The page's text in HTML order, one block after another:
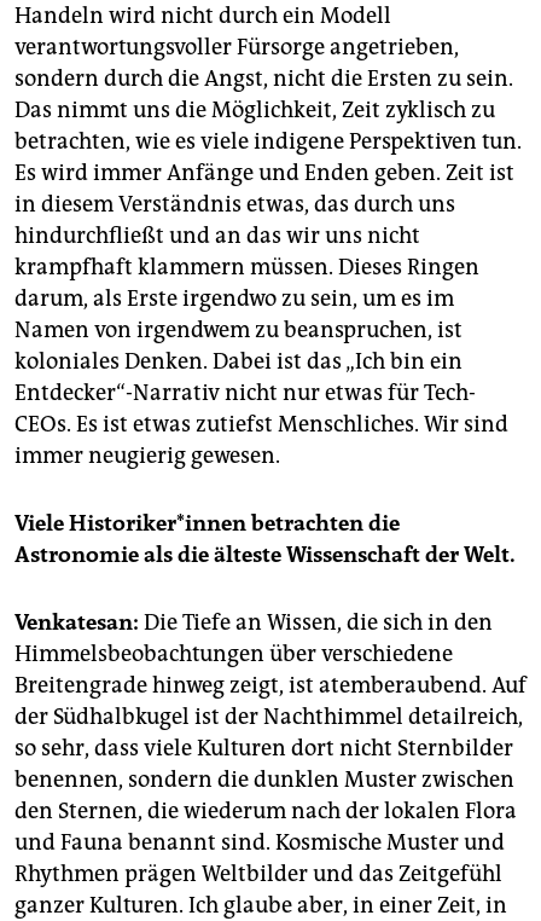
Handeln wird nicht durch ein Modell
verantwortungsvoller Fürsorge angetrieben,
sondern durch die Angst, nicht die Ersten zu sein.
Das nimmt uns die Möglichkeit, Zeit zyklisch zu
betrachten, wie es viele indigene Perspektiven tun.
Es wird immer Anfänge und Enden geben. Zeit ist
in diesem Verständnis etwas, das durch uns
hindurchfließt und an das wir uns nicht
krampfhaft klammern müssen. Dieses Ringen
darum, als Erste irgendwo zu sein, um es im
Namen von irgendwem zu beanspruchen, ist
koloniales Denken. Dabei ist das „Ich bin ein
Entdecker“-Narrativ nicht nur etwas für Tech-
CEOs. Es ist etwas zutiefst Menschliches. Wir sind
immer neugierig gewesen.
Viele His­to­ri­ke­r*in­nen betrachten die
Astronomie als die älteste Wissenschaft der Welt.
Venkatesan: Die Tiefe an Wissen, die sich in den
Himmelsbeobachtungen über verschiedene
Breitengrade hinweg zeigt, ist atemberaubend. Auf
der Südhalbkugel ist der Nachthimmel detailreich,
so sehr, dass viele Kulturen dort nicht Sternbilder
benennen, sondern die dunklen Muster zwischen
den Sternen, die wiederum nach der lokalen Flora
und Fauna benannt sind. Kosmische Muster und
Rhythmen prägen Weltbilder und das Zeitgefühl
ganzer Kulturen. Ich glaube aber, in einer Zeit, in